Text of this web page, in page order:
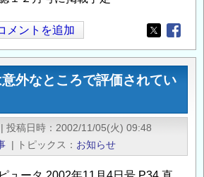
メントを追加
Opens in
外なところで評価されてい
| 投稿日時
2002/11/05(火) 09:48
| トピックス お知らせ